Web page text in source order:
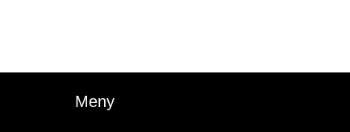
Meny